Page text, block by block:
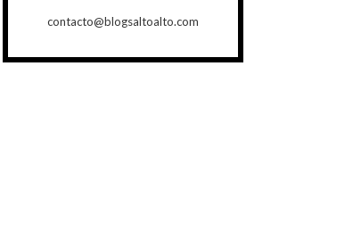
contacto@blogsaltoalto.com